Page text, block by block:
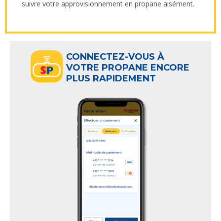
suivre votre approvisionnement en propane aisément.
CONNECTEZ-VOUS À
VOTRE PROPANE ENCORE
PLUS RAPIDEMENT